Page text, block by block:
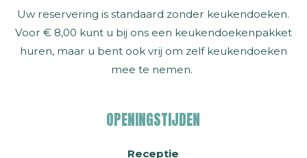
Uw reservering is standaard zonder keukendoeken.
Voor € 8,00 kunt u bij ons een keukendoekenpakket
huren, maar u bent ook vrij om zelf keukendoeken
mee te nemen.
OPENINGSTIJDEN
Receptie